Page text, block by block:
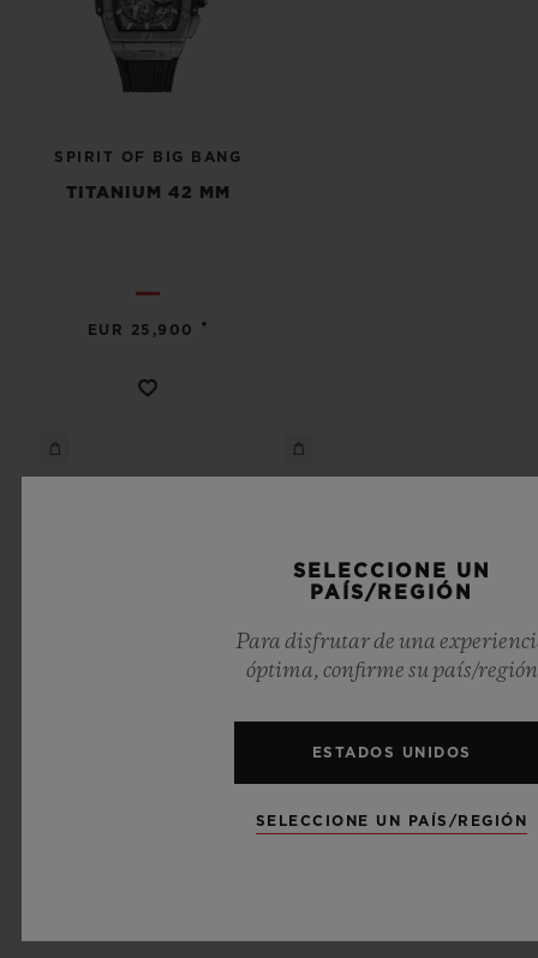
SPIRIT OF BIG BANG
TITANIUM 42 MM
EUR 25,900 •
SPIRIT OF BIG BANG
SELECCIONE UN
PAÍS/REGIÓN
Para disfrutar de una
óptima, confirme su país/región
ESTADOS UNIDOS
SELECCIONE UN PAÍS/REGIÓN